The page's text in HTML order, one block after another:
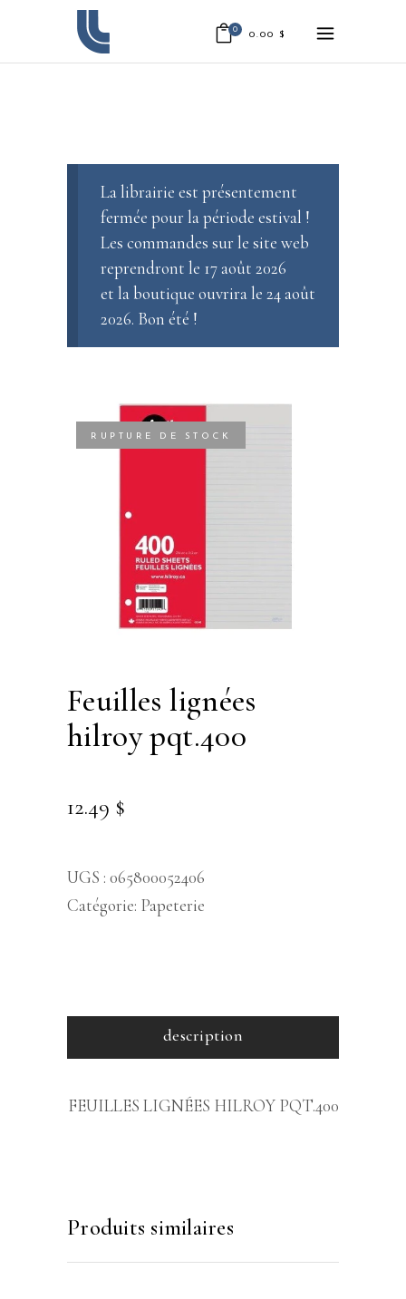
0 0.00 $
La librairie est présentement
fermée pour la période estival !
Les commandes sur le site web
reprendront le 17 août 2026
et la boutique ouvrira le 24 août
2026. Bon été !
RUPTURE DE STOCK
feuilles lignées
hilroy pqt.400
12.49 $
UGS : 065800052406
Catégorie: Papeterie
description
FEUILLES LIGNÉES HILROY PQT.400
Produits similaires